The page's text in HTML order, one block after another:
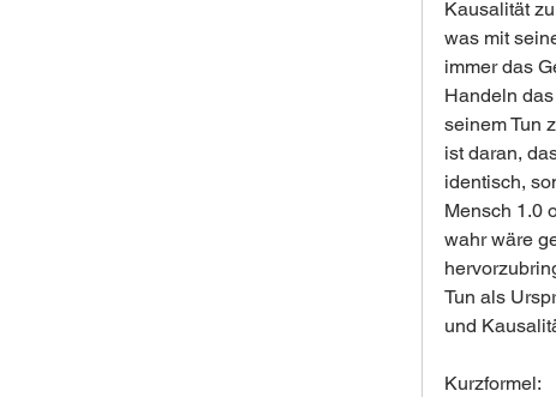
Kausalität
was mit
immer das
Handeln
seinem Tun
ist daran,
identisch,
Mensch 1.0
wahr wäre
Tun als
und
Kurzformel: